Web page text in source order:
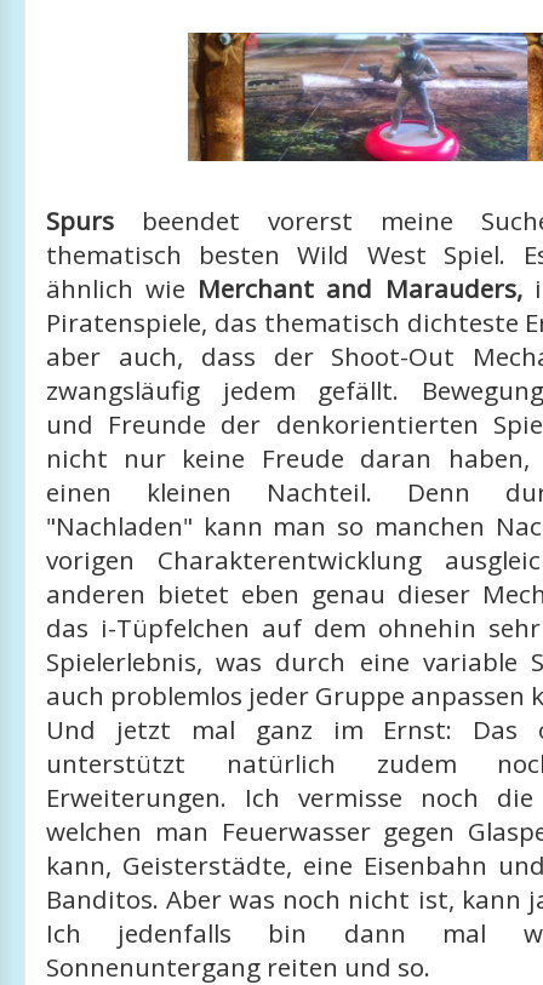
Spursbeendet vorerst meine
thematisch besten Wild West Spiel.
ähnlich wie Merchant and Marauders,
Piratenspiele, das thematisch dichteste
aber auch, dass der Shoot-Out
zwangsläufig jedem gefällt.
und Freunde der denkorientierten
nicht nur keine Freude daran haben,
einen kleinen Nachteil. Denn
"Nachladen" kann man so manchen
vorigen Charakterentwicklung
anderen bietet eben genau dieser
das i-Tüpfelchen auf dem ohnehin
Spielerlebnis, was durch eine variable
auch problemlos jeder Gruppe anpassen
Und jetzt mal ganz im Ernst: Das
unterstützt natürlich zudem
Erweiterungen. Ich vermisse noch
welchen man Feuerwasser gegen
kann, Geisterstädte, eine Eisenbahn
Banditos. Aber was noch nicht ist, kann
Ich jedenfalls bin dann mal
Sonnenuntergang reiten und so.